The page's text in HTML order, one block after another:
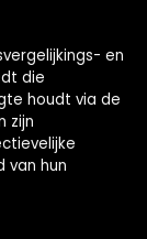
en
die
houdt via de
zijn
van hun